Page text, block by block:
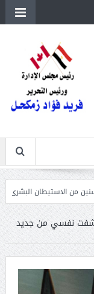
البشرى اتحاد الكرة
نفسي من جديد